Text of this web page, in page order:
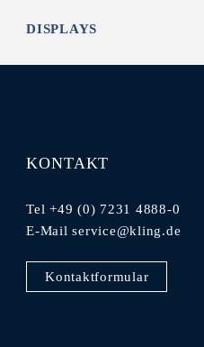
DISPLAYS
KONTAKT
Tel +49 (0) 7231 4888-0
E-Mailservice@kling.de
Kontaktformular